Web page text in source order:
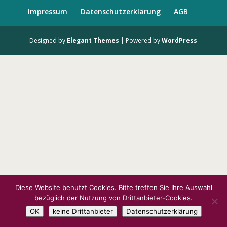
Impressum Datenschutzerklärung AGB
Designed by Elegant Themes | Powered byWordPress
Diese Website benutzt Cookies. Bitte treffen Sie Ihre Auswahl
bezüglich der Nutzung von Drittanbieter-Cookies.
OK
keine Drittanbieter Datenschutzerklärung